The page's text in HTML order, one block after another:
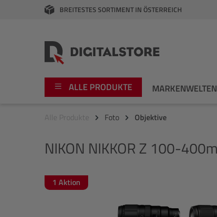
Zur Hauptnavigation springen
BREITESTES SORTIMENT IN ÖSTERREICH
ALLE PRODUKTE MARKENWELTEN
Video
Audio
Fujifilm
Leica Boutique
Alle Produkte Foto Objektive
NIKON NIKKOR Z 100-
Bildergalerie überspringen
1 Aktion